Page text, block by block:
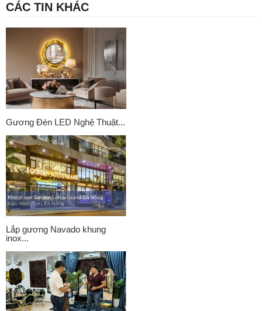
CÁC TIN KHÁC
Gương Đèn LED Nghệ Thuật...
Lắp gương Navado khung
inox...